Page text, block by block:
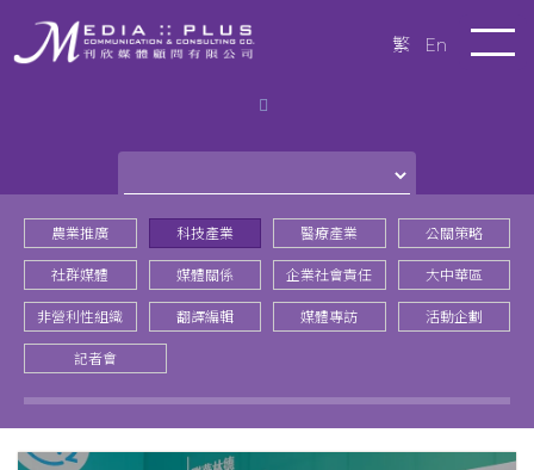
繁 En
農業推廣 科技產業 醫療產業 公關策略
社群媒體 媒體關係 企業社會責任 大中華區
非營利性組織 翻譯編輯 媒體專訪 活動企劃
記者會